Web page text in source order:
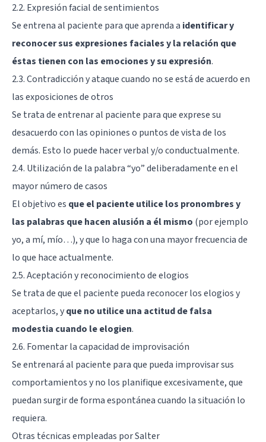
2.2. Expresión facial de sentimientos
Se entrena al paciente para que aprenda a identificar y
reconocer sus expresiones faciales y la relación que
éstas tienen con las emociones y su expresión.
2.3. Contradicción y ataque cuando no se está de acuerdo en
las exposiciones de otros
Se trata de entrenar al paciente para que exprese su
desacuerdo con las opiniones o puntos de vista de los
demás. Esto lo puede hacer verbal y/o conductualmente.
2.4. Utilización de la palabra “yo” deliberadamente en el
mayor número de casos
El objetivo es que el paciente utilice los pronombres y
las palabras que hacen alusión a él mismo (por ejemplo
yo, a mí, mío…), y que lo haga con una mayor frecuencia de
lo que hace actualmente.
2.5. Aceptación y reconocimiento de elogios
Se trata de que el paciente pueda reconocer los elogios y
aceptarlos, yque no utilice una actitud de falsa
modestia cuando le elogien.
2.6. Fomentar la capacidad de improvisación
Se entrenará al paciente para que pueda improvisar sus
comportamientos y no los planifique excesivamente, que
puedan surgir de forma espontánea cuando la situación lo
requiera.
Otras técnicas empleadas por Salter